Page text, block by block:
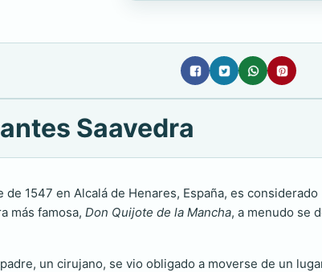
Saavedra
de 1547 en Alcalá de Henares, España, es
más famosa, Don Quijote de la Mancha, a menudo se
un cirujano, se vio obligado a moverse de un